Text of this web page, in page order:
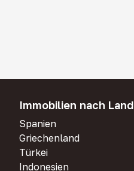
Immobilien nach Land
Spanien
Griechenland
Türkei
Indonesien